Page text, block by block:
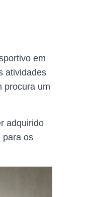
em
atividades
procura um
adquirido
para os